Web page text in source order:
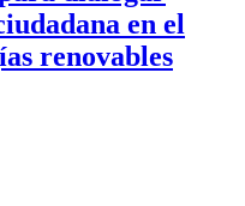
en el
renovables